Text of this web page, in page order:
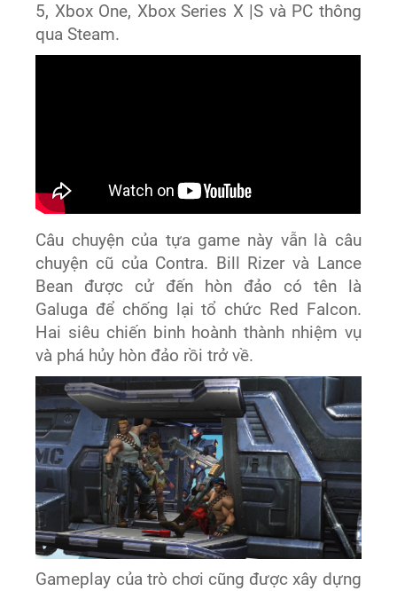
5, Xbox One, Xbox Series X |S và PC thông
qua Steam.
Câu chuyện của tựa game này vẫn là câu
chuyện cũ của Contra. Bill Rizer và Lance
Bean được cử đến hòn đảo có tên là
Galuga để chống lại tổ chức Red Falcon.
Hai siêu chiến binh hoành thành nhiệm vụ
và phá hủy hòn đảo rồi trở về.
Gameplay của trò chơi cũng được xây dựng